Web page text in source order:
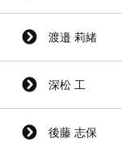
渡邉 莉緒
深松 工
後藤 志保